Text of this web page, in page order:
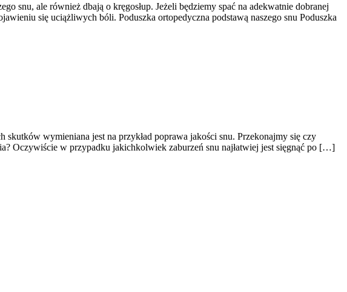
snu, ale również dbają o kręgosłup. Jeżeli będziemy spać na adekwatnie dobranej
się uciążliwych bóli. Poduszka ortopedyczna podstawą naszego snu Poduszka
wymieniana jest na przykład poprawa jakości snu. Przekonajmy się czy
Oczywiście w przypadku jakichkolwiek zaburzeń snu najłatwiej jest sięgnąć po […]